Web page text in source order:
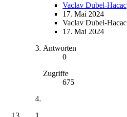
Vaclav Dubel-Hacac
17. Mai 2024
Vaclav Dubel-Hacac
17. Mai 2024
Antworten
0
Zugriffe
675